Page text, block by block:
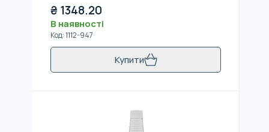
₴ 1348.20
В наявності
Код:1112-947
Купити